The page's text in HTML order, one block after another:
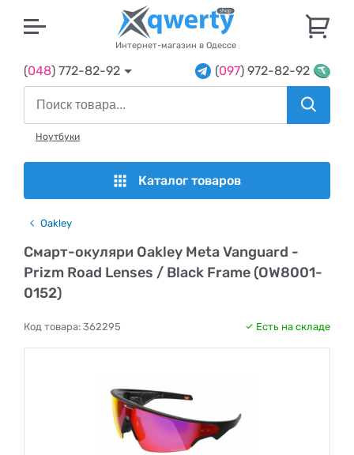
Интернет-магазин в Одессе
(048) 772-82-92 (097) 972-82-92
Ноутбуки
Каталог товаров
Oakley
Смарт-окуляри Oakley Meta Vanguard -
Prizm Road Lenses / Black Frame (OW8001-
0152)
Код товара: 362295 Есть на складе